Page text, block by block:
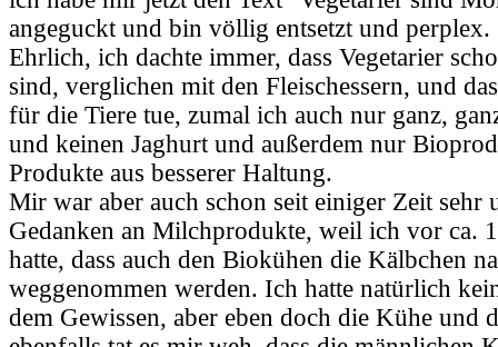
angeguckt und bin völlig entsetzt und perplex.
Ehrlich, ich dachte immer, dass Vegetarier
sind, verglichen mit den Fleischessern, und
für die Tiere tue, zumal ich auch nur ganz,
und keinen Jaghurt und außerdem nur
Produkte aus besserer Haltung.
Mir war aber auch schon seit einiger Zeit sehr
Gedanken an Milchprodukte, weil ich vor ca.
hatte, dass auch den Biokühen die Kälbchen
weggenommen werden. Ich hatte natürlich
dem Gewissen, aber eben doch die Kühe und